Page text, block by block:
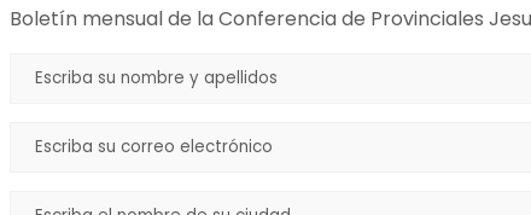
Boletín mensual de la Conferencia de Provinciales